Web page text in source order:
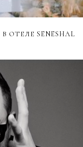
SENESHAL